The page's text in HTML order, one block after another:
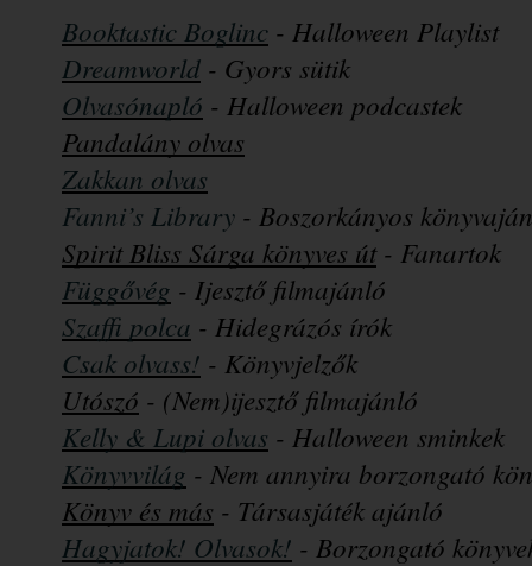
Booktastic Boglinc - Halloween Playlist
Dreamworld - Gyors sütik
Olvasónapló - Halloween podcastek
Pandalány olvas
Zakkan olvas
Fanni’s Library - Boszorkányos
Spirit Bliss Sárga könyves út - Fanartok
Függővég - Ijesztő filmajánló
Szaffi polca - Hidegrázós írók
Csak olvass! - Könyvjelzők
Utószó - (Nem)ijesztő filmajánló
Kelly & Lupi olvas - Halloween sminkek
Könyvvilág - Nem annyira borzongató
Könyv és más - Társasjáték ajánló
Hagyjatok! Olvasok! - Borzongató